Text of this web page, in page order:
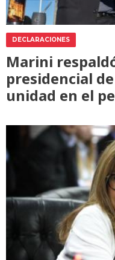
DECLARACIONES
Marini
presidencial
unidad en el